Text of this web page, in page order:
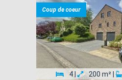
Coup de coeur
4 | 200 m² |